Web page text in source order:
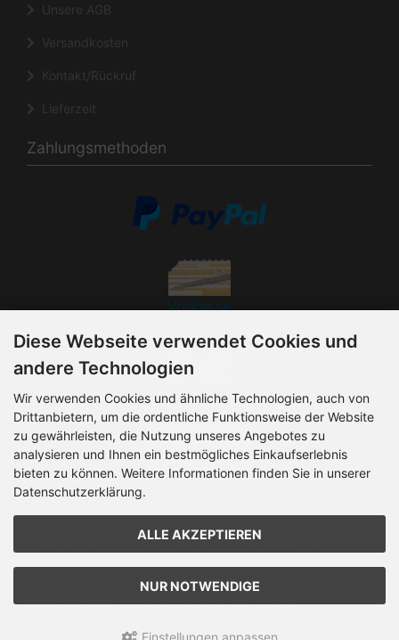
Unsere AGB
Versandkosten
Kontakt/Rückruf
Lieferzeit
Zahlungsmethoden
Vorkasse
Rechnung
abweichen können. Unsere Preise für Geschäftskunden sind
Zusätzlich können Versandkosten anfallen. Ab 50,00 EUR
vor einer kostenpflichtigen Bestellung, eingesehen werden.
Diese Webseite verwendet Cookies und
andere Technologien
Wir verwenden Cookies und ähnliche Technologien, auch von
Drittanbietern, um die ordentliche Funktionsweise der Website
zu gewährleisten, die Nutzung unseres Angebotes zu
analysieren und Ihnen ein bestmögliches Einkaufserlebnis
bieten zu können. Weitere Informationen finden Sie in unserer
Datenschutzerklärung.
ALLE AKZEPTIEREN
NUR NOTWENDIGE
Einstellungen anpassen